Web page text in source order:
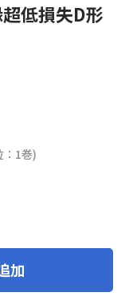
低損失D形
：1巻)
加